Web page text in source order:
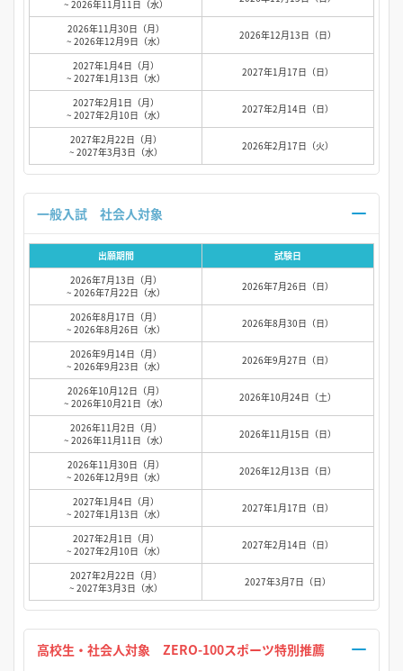
~ 2026年11月11日（水）
2026年11月30日（月）
~ 2026年12月9日（水）
2026年12月13日（日）
2027年1月4日（月）
~ 2027年1月13日（水）
2027年1月17日（日）
2027年2月1日（月）
~ 2027年2月10日（水）
2027年2月14日（日）
2027年2月22日（月）
~ 2027年3月3日（水）
2026年2月17日（火）
出願期間
試験日
2026年7月13日（月）
~ 2026年7月22日（水）
2026年7月26日（日）
2026年8月17日（月）
~ 2026年8月26日（水）
2026年8月30日（日）
2026年9月14日（月）
~ 2026年9月23日（水）
2026年9月27日（日）
2026年10月12日（月）
~ 2026年10月21日（水）
2026年10月24日（土）
2026年11月2日（月）
~ 2026年11月11日（水）
2026年11月15日（日）
2026年11月30日（月）
~ 2026年12月9日（水）
2026年12月13日（日）
2027年1月4日（月）
~ 2027年1月13日（水）
2027年1月17日（日）
2027年2月1日（月）
~ 2027年2月10日（水）
2027年2月14日（日）
2027年2月22日（月）
~ 2027年3月3日（水）
2027年3月7日（日）
高校生・社会人対象 ZERO-100スポーツ特別推薦